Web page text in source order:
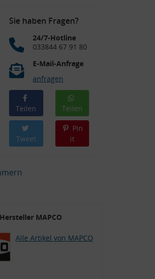
Sie haben Fragen?
24/7-Hotline
033844 67 91 80
E-Mail-Anfrage
anfragen
Teilen Teilen
Tweet
Pin
it
MAPCO
Alle Artikel von MAPCO